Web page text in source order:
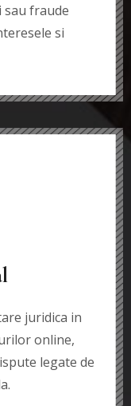
sau fraude
si
juridica in
online,
legate de